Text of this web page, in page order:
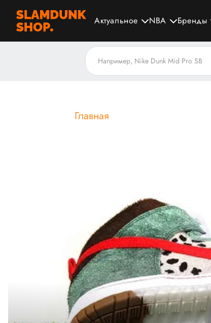
Актуальное NBA Бренды
Главная